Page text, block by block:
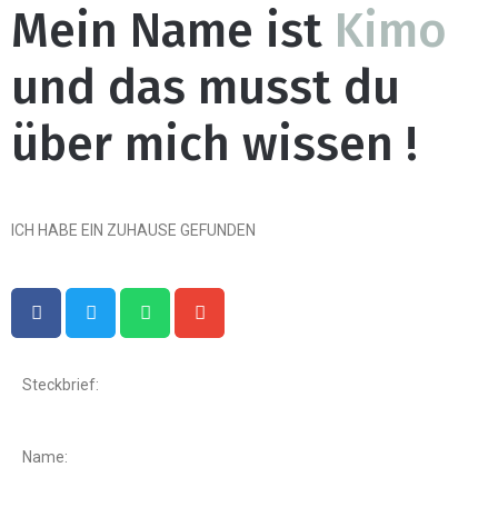
Mein Name ist Kimo
und das musst du
über mich wissen !
ICH HABE EIN ZUHAUSE GEFUNDEN
Steckbrief:
Name: